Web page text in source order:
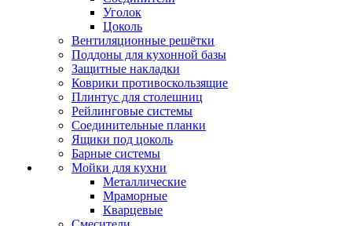
Уголок
Цоколь
Вентиляционные решётки
Поддоны для кухонной базы
Защитные накладки
Коврики противоскользящие
Плинтус для столешниц
Рейлинговые системы
Соединительные планки
Ящики под цоколь
Барные системы
Мойки для кухни
Металлические
Мраморные
Кварцевые